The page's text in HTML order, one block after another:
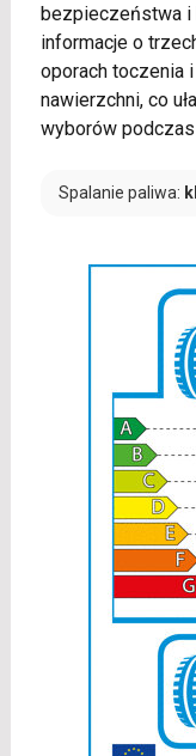
bezpieczeństwa i
informacje o
oporach toczenia
nawierzchni, co
wyborów
Spalanie paliwa: